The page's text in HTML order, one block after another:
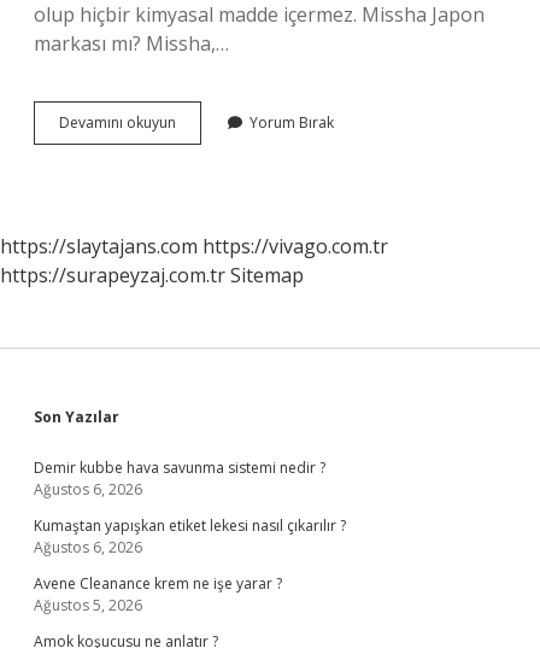
olup hiçbir kimyasal madde içermez. Missha Japon
markası mı? Missha,…
Devamını okuyun
Hangi
Yorum Bırak
https://slaytajans.com https://vivago.com.tr
https://surapeyzaj.com.trSitemap
Sidebar
Son Yazılar
Demir kubbe hava savunma sistemi nedir ?
Ağustos 6, 2026
Kumaştan yapışkan etiket lekesi nasıl çıkarılır ?
Ağustos 6, 2026
Avene Cleanance krem ne işe yarar ?
Ağustos 5, 2026
Amok koşucusu ne anlatır ?